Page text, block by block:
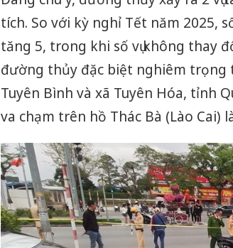
tích. So với kỳ nghỉ Tết năm 2025,
tăng 5, trong khi số vụ không thay
đường thủy đặc biệt nghiêm trọng
Tuyên Bình và xã Tuyên Hóa, tỉnh
va chạm trên hồ Thác Bà (Lào